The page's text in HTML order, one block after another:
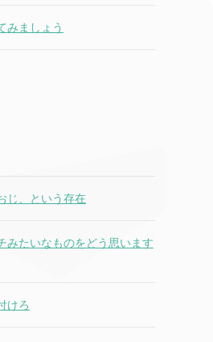
みましょう
じ、という存在
みたいなものをどう思います
けろ